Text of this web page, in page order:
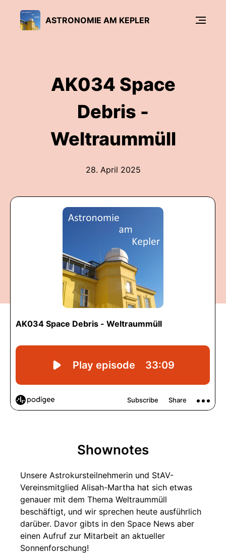
ASTRONOMIE AM KEPLER
AK034 Space
Debris -
Weltraummüll
28. April 2025
Shownotes
Unsere Astrokursteilnehmerin und StAV-
Vereinsmitglied Alisah-Martha hat sich etwas
genauer mit dem Thema Weltraummüll
beschäftigt, und wir sprechen heute ausführlich
darüber. Davor gibts in den Space News aber
einen Aufruf zur Mitarbeit an aktueller
Sonnenforschung!